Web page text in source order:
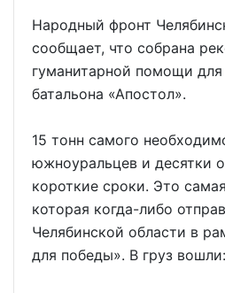
Народный фронт
сообщает, что собрана
гуманитарной помощи для
батальона «Апостол».
15 тонн самого
южноуральцев и десятки
короткие сроки. Это
которая когда-либо
Челябинской области в
для победы». В груз вошли: